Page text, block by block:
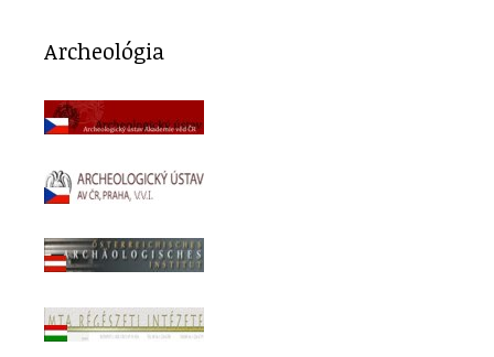
Archeológia